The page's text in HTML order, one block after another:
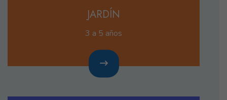
JARDÍN
3 a 5 años